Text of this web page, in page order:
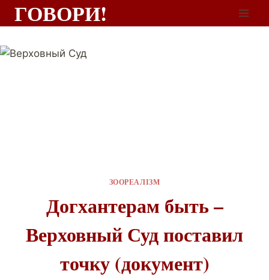
ГОВОРИ!
ЗООРЕАЛІЗМ
Догхантерам быть –
Верховный Суд поставил
точку (документ)